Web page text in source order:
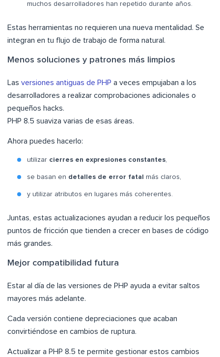
muchos desarrolladores han repetido durante años.
Estas herramientas no requieren una nueva mentalidad. Se
integran en tu flujo de trabajo de forma natural.
Menos soluciones y patrones más limpios
Las versiones antiguas de PHP a veces empujaban a los
desarrolladores a realizar comprobaciones adicionales o
pequeños hacks.
PHP 8.5 suaviza varias de esas áreas.
Ahora puedes hacerlo:
utilizar cierres en expresiones constantes,
se basan en detalles de error fatal más claros,
y utilizar atributos en lugares más coherentes.
Juntas, estas actualizaciones ayudan a reducir los pequeños
puntos de fricción que tienden a crecer en bases de código
más grandes.
Mejor compatibilidad futura
Estar al día de las versiones de PHP ayuda a evitar saltos
mayores más adelante.
Cada versión contiene depreciaciones que acaban
convirtiéndose en cambios de ruptura.
Actualizar a PHP 8.5 te permite gestionar estos cambios